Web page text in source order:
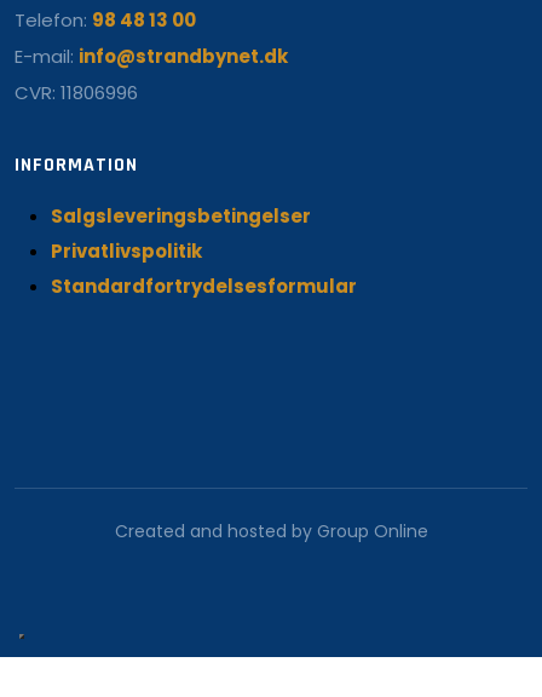
Telefon: 98 48 13 00
E-mail: info@strandbynet.dk
CVR: 11806996
INFORMATION
Salgsleveringsbetingelser
Privatlivspolitik
Standardfortrydelsesformular
Created and hosted by Group Online